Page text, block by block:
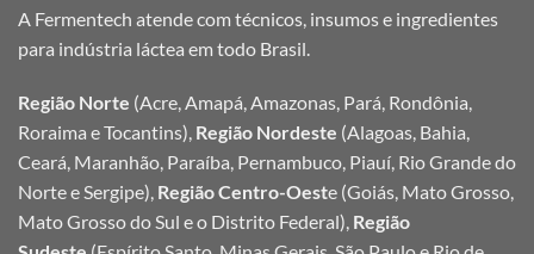
A Fermentech atende com técnicos, insumos e ingredientes
para indústria láctea em todo Brasil.
Região Norte (Acre, Amapá, Amazonas, Pará, Rondônia,
Roraima e Tocantins), Região Nordeste (Alagoas, Bahia,
Ceará, Maranhão, Paraíba, Pernambuco, Piauí, Rio Grande do
Norte e Sergipe), Região Centro-Oeste (Goiás, Mato Grosso,
Mato Grosso do Sul e o Distrito Federal), Região